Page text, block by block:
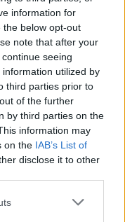
information for
the below opt-out
note that after your
seeing
utilized by
third parties prior to
of the further
by third parties on the
information may
on the IAB’s List of
disclose it to other
one or more Google